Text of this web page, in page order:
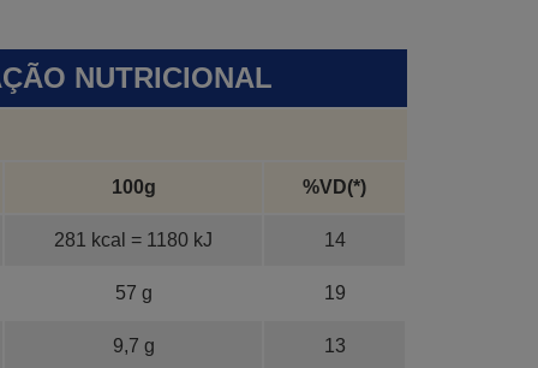
NUTRICIONAL
100g %VD(*)
281 kcal = 1180 kJ 14
57 g 19
9,7 g 13